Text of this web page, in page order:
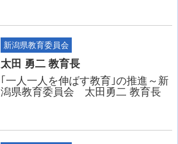
新潟県教育委員会
太田 勇二 教育長
｢一人一人を伸ばす教育｣の推進～新
潟県教育委員会 太田勇二 教育長